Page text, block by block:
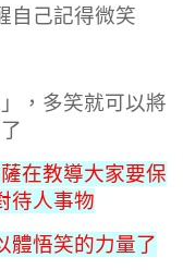
自己記得微笑
，多笑就可以將
在教導大家要保
待人事物
體悟笑的力量了